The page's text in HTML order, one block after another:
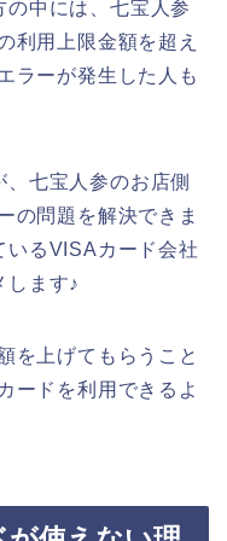
の中には、七宝人参
利用上限金額を超え
ラーが発生した人も
七宝人参のお店側
の問題を解決できま
いるVISAカード会社
します♪
を上げてもらうこと
ードを利用できるよ